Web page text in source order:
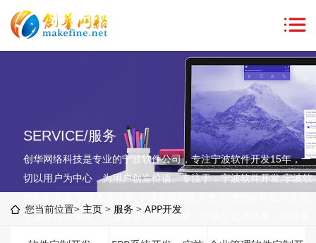
SERVICE/服务
创华网络科技是专业的宁波软件公司，专注宁波软件开发15年，一
切以用户为中心，为用户创造价值。专注于：宁波软件开发,宁波软
宁波小程序开发，宁波微信小程序开发，宁波公众号开发，欢迎各
您当前位置> 主页 > 服务 > APP开发